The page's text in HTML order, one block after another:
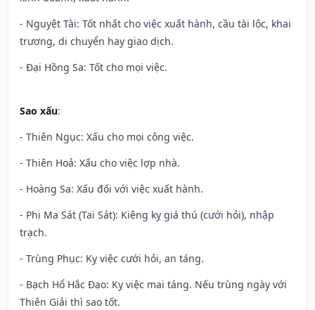
- Nguyệt Tài: Tốt nhất cho việc xuất hành, cầu tài lộc, khai
trương, di chuyển hay giao dịch.
- Đại Hồng Sa: Tốt cho mọi việc.
Sao xấu:
- Thiên Ngục: Xấu cho mọi công việc.
- Thiên Hoả: Xấu cho việc lợp nhà.
- Hoàng Sa: Xấu đối với việc xuất hành.
- Phi Ma Sát (Tai Sát): Kiêng kỵ giá thú (cưới hỏi), nhập
trạch.
- Trùng Phục: Kỵ việc cưới hỏi, an táng.
- Bạch Hổ Hắc Đạo: Kỵ việc mai táng. Nếu trùng ngày với
Thiên Giải thì sao tốt.